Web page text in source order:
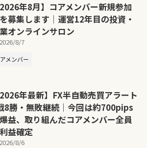
2026年8月】コアメンバー新規参加
募集します｜運営12年目の投資・
オンラインサロン
2026/8/7
メンバー
2026年最新】FX半自動売買アラート
8勝・無敗継続｜今回は約700pips
益、取り組んだコアメンバー全員
益確定
2026/8/6